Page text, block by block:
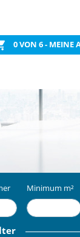
0VON 6 - MEINE
Minimum m²